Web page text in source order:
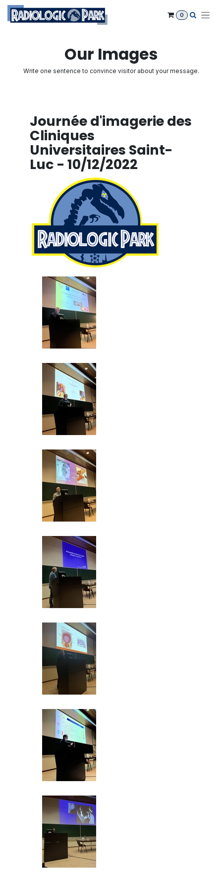
Se rendre au contenu
0
Our Images
Write one sentence to convince visitor about your message.
Journée d'imagerie des
Cliniques
Universitaires Saint-
Luc - 10/12/2022